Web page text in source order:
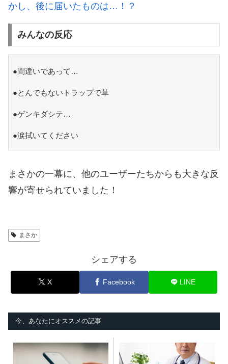
かし、後に届いたものは…！？
みんなの反応
●間違いであって…
●とんでもないトラップで草
●ゲンキダシテ…
●涙拭いてください
まさかの一幕に、他のユーザーたちからも大きな反
響が寄せられていました！
まさか
シェアする
X Facebook LINE
今、あなたにオススメの記事